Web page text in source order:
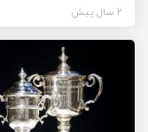
2 سال پیش